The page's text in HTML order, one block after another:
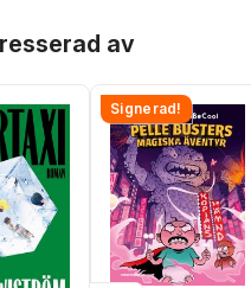
av
Signerad!